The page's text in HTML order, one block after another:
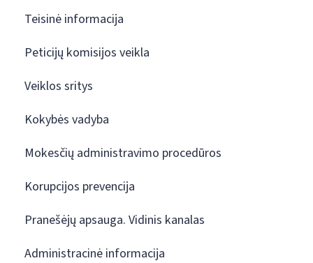
Teisinė informacija
Peticijų komisijos veikla
Veiklos sritys
Kokybės vadyba
Mokesčių administravimo procedūros
Korupcijos prevencija
Pranešėjų apsauga. Vidinis kanalas
Administracinė informacija